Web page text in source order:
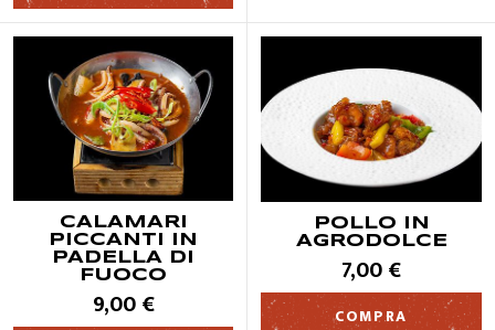
CALAMARI
PICCANTI IN
PADELLA DI
FUOCO
9,00 €
POLLO IN
AGRODOLCE
7,00 €
COMPRA